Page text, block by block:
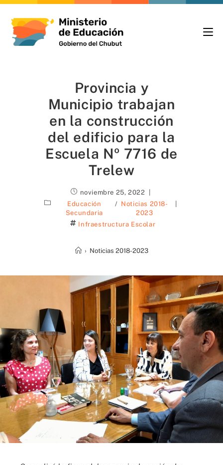
Provincia y
Municipio trabajan
en la construcción
del edificio para la
Escuela Nº 7716 de
Trelew
noviembre 25, 2022
Educación
Secundaria
/ Noticias 2018-
2023
Infraestructura Escolar
› Noticias 2018-2023